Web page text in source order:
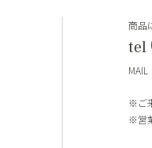
商品
tel
※ご
※営